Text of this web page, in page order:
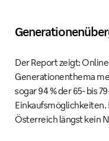
Der Report zeigt:
Generationenthema
sogar 94 % der 65- bis
Einkaufsmöglichkeiten.
Österreich längst kein